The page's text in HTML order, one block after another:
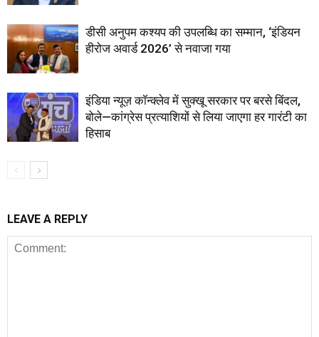
डीसी अनुपम कश्यप की उपलब्धि का सम्मान, ‘इंडियन
हीरोज अवार्ड 2026’ से नवाजा गया
इंडिया न्यूज़ कॉन्क्लेव में सुक्खू सरकार पर बरसे बिंदल,
बोले—कांग्रेस प्रत्याशियों से लिया जाएगा हर गारंटी का
हिसाब
LEAVE A REPLY